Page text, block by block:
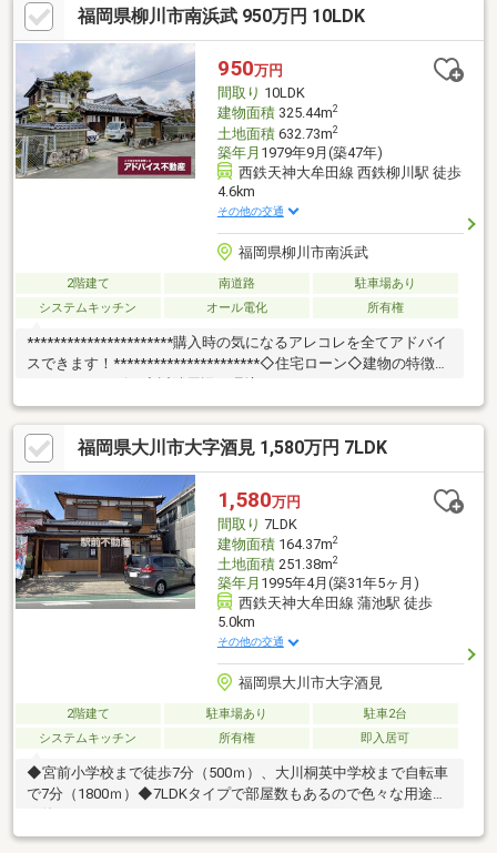
ホーム探しでお得情報お教え致します・不動産購入時にかかる税
金・住宅ローンの控除と手続き・諸経費のご説明※住宅ローンア
ドバイザーが丁寧に貴方様のマイホーム実現を幅広くサポート致
します！まだ借入が残っている方・すでに持家をお持ちの方、ど
んな事でもご相談下さい！
福岡県柳川市南浜武 950万円 10LDK
950万円
間取り 10LDK
建物面積325.44m2
土地面積632.73m2
築年月 1979年9月(築47年)
西鉄天神大牟田線 西鉄柳川駅 徒歩
4.6km
その他の交通
福岡県柳川市南浜武
2階建て 南道路
駐車場あり
システムキッチン
オール電化 所有権
**********************購入時の気になるアレコレを全てアドバイ
スできます！**********************◇住宅ローン◇建物の特徴◇
ポイント～*****************◆日本家屋の２階建て住宅◆10LDK
で施設としても利用可◆静かな環境の住宅街◆リフォームなくて
も綺麗に保たれています◆庭を堪能したい方にもオススメ
福岡県大川市大字酒見 1,580万円 7LDK
1,580万円
間取り 7LDK
建物面積164.37m2
土地面積251.38m2
築年月 1995年4月(築31年5ヶ月)
西鉄天神大牟田線 蒲池駅 徒歩
5.0km
その他の交通
福岡県大川市大字酒見
2階建て 駐車場あり
駐車2台
システムキッチン
所有権 即入居可
◆宮前小学校まで徒歩7分（500ｍ）、大川桐英中学校まで自転車
で7分（1800ｍ）◆7LDKタイプで部屋数もあるので色々な用途で